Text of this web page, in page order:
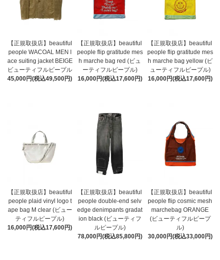
【正規取扱店】beautiful
people WACOAL MEN l
ace suiting jacket BEIGE
ビューティフルピープル
45,000円(税込49,500円)
【正規取扱店】beautiful
people flip gratitude mes
h marche bag red (ビュ
ーティフルピープル)
16,000円(税込17,600円)
【正規取扱店】beautiful
people flip gratitude mes
h marche bag yellow (ビ
ューティフルピープル)
16,000円(税込17,600円)
【正規取扱店】beautiful
people plaid vinyl logo t
ape bag M clear (ビュー
ティフルピープル)
16,000円(税込17,600円)
【正規取扱店】beautiful
people double-end selv
edge denimpants gradat
ion black (ビューティフ
ルピープル)
78,000円(税込85,800円)
【正規取扱店】beautiful
people flip cosmic mesh
marchebag ORANGE
(ビューティフルピープ
ル)
30,000円(税込33,000円)